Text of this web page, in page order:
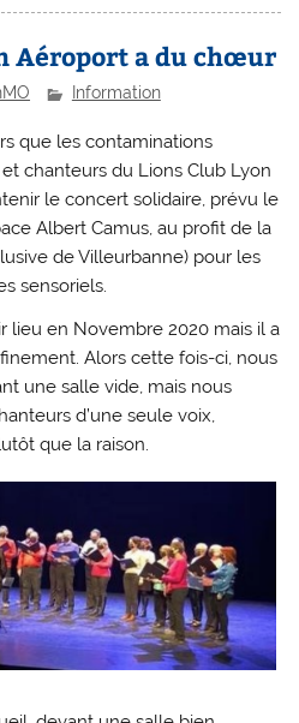
Aéroport a du chœur
Information
que les contaminations
chanteurs du Lions Club Lyon
le concert solidaire, prévu le
Albert Camus, au profit de la
de Villeurbanne) pour les
sensoriels.
lieu en Novembre 2020 mais il a
Alors cette fois-ci, nous
une salle vide, mais nous
d’une seule voix,
que la raison.